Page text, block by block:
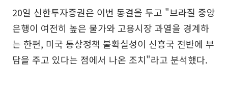
20일 신한투자증권은 이번 동결을 두고 "브라질 중앙
은행이 여전히 높은 물가와 고용시장 과열을 경계하
는 한편, 미국 통상정책 불확실성이 신흥국 전반에 부
담을 주고 있다는 점에서 나온 조치"라고 분석했다.